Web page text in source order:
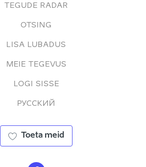
TEGUDE RADAR
OTSING
LISA LUBADUS
MEIE TEGEVUS
LOGI SISSE
РУССКИЙ
Toeta meid